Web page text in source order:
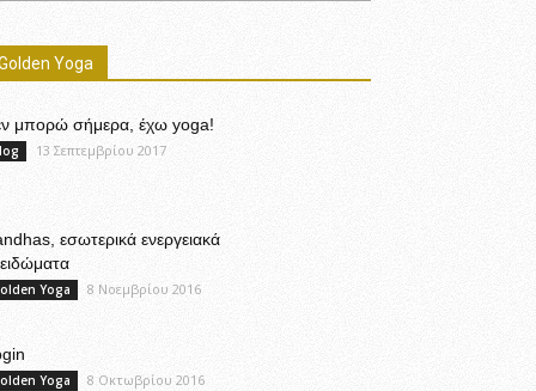
Yoga
μπορώ σήμερα, έχω yoga!
13 Σεπτεμβρίου 2017
εσωτερικά ενεργειακά
Yoga 8 Νοεμβρίου 2016
Yoga 8 Οκτωβρίου 2016